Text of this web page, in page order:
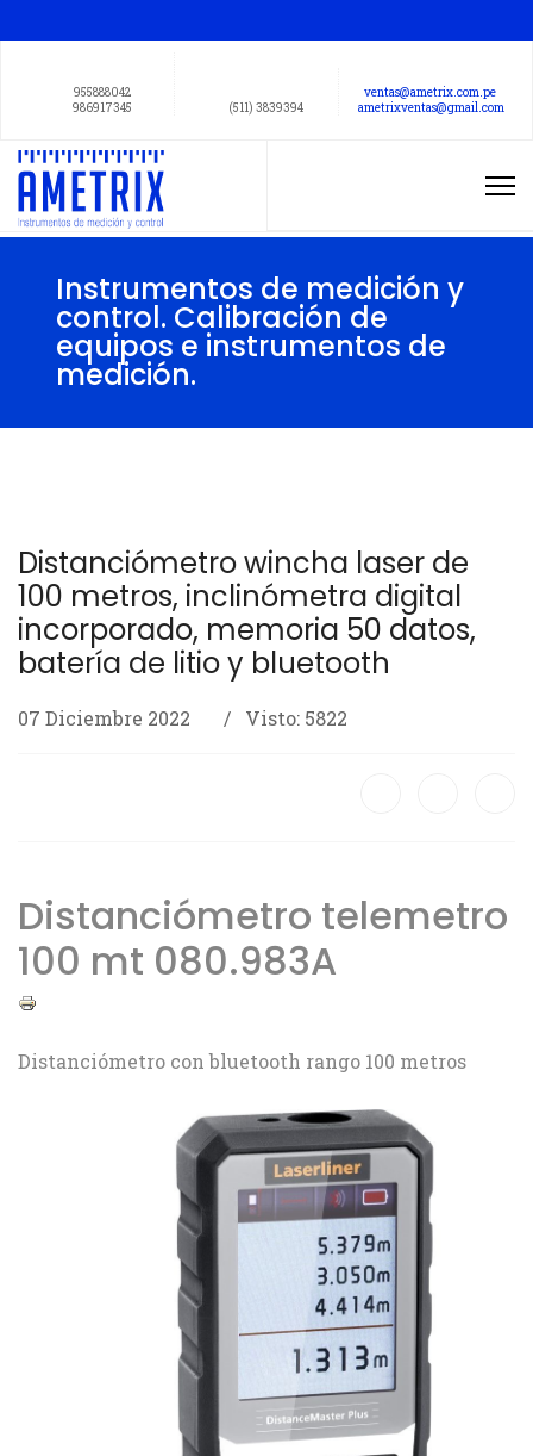
955888042
986917345
(511) 3839394
ventas@ametrix.com.pe
ametrixventas@gmail.com
Instrumentos de medición y
control. Calibración de
equipos e instrumentos de
medición.
Distanciómetro wincha laser de
100 metros, inclinómetra digital
incorporado, memoria 50 datos,
batería de litio y bluetooth
07 Diciembre 2022 Visto: 5822
Distanciómetro telemetro
100 mt 080.983A
Distanciómetro con bluetooth rango 100 metros